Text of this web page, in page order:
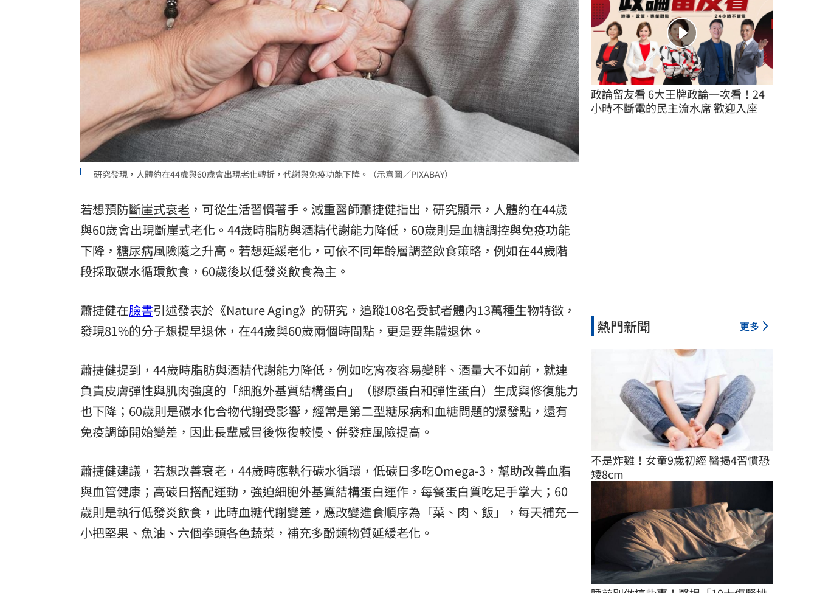
LIVE三立+24小時直播 15:27
三立iNEWS新聞台線上直播 18:00
理想混蛋號召粉絲跨海追星吃美食！ 18:15
研究發現，人體約在44歲與60歲會出現老化轉折，代謝與免疫功能下降。（示意圖／PIXABAY）
若想預防斷崖式衰老 ，可從生活習慣著手。減重醫師蕭捷健指出，研究顯示，人體約在44歲
與60歲會出現斷崖式老化。44歲時脂肪與酒精代謝能力降低，60歲則是血糖調控與免疫功能
下降， 糖尿病風險隨之升高。若想延緩老化，可依不同年齡層調整飲食策略，例如在44歲階
段採取碳水循環飲食，60歲後以低發炎飲食為主。
蕭捷健在臉書引述發表於《Nature Aging》的研究，追蹤108名受試者體內13萬種生物特徵，
發現81%的分子想提早退休，在44歲與60歲兩個時間點，更是要集體退休。
蕭捷健提到，44歲時脂肪與酒精代謝能力降低，例如吃宵夜容易變胖、酒量大不如前，就連
負責皮膚彈性與肌肉強度的「細胞外基質結構蛋白」（膠原蛋白和彈性蛋白）生成與修復能力
也下降；60歲則是碳水化合物代謝受影響，經常是第二型糖尿病和血糖問題的爆發點，還有
免疫調節開始變差，因此長輩感冒後恢復較慢、併發症風險提高。
蕭捷健建議，若想改善衰老，44歲時應執行碳水循環，低碳日多吃Omega-3，幫助改善血脂
與血管健康；高碳日搭配運動，強迫細胞外基質結構蛋白運作，每餐蛋白質吃足手掌大；60
歲則是執行低發炎飲食，此時血糖代謝變差，應改變進食順序為「菜、肉、飯」，每天補充一
小把堅果、魚油、六個拳頭各色蔬菜，補充多酚類物質延緩老化。
政論留友看 6大王牌政論一次看！24
小時不斷電的民主流水席 歡迎入座
熱門新聞 更多
不是炸雞！女童9歲初經 醫揭4習慣恐
矮8cm